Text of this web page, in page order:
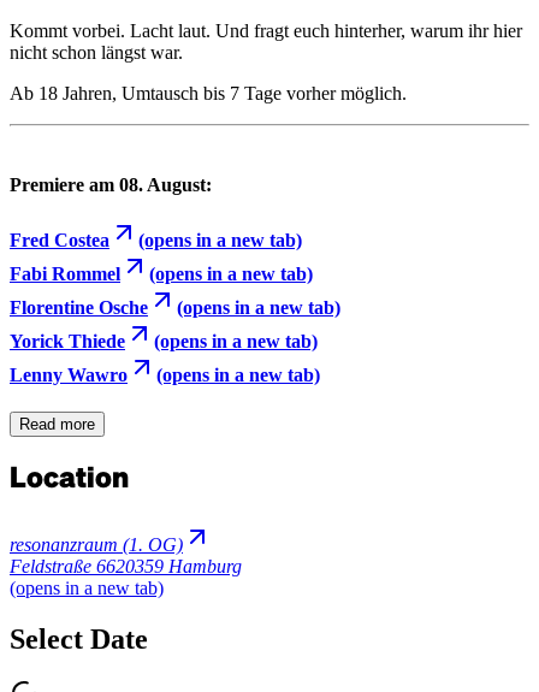
Kommt vorbei. Lacht laut. Und fragt euch hinterher, warum ihr hier
nicht schon längst war.
Ab 18 Jahren, Umtausch bis 7 Tage vorher möglich.
Premiere am 08. August:
Fred Costea
(opens in a new tab)
Fabi Rommel
(opens in a new tab)
Florentine Osche
(opens in a new tab)
Yorick Thiede
(opens in a new tab)
Lenny Wawro
(opens in a new tab)
Read more
Location
resonanzraum (1. OG)
Feldstraße 6620359 Hamburg
(opens in a new tab)
Select Date